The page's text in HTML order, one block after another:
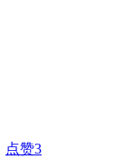
点赞3